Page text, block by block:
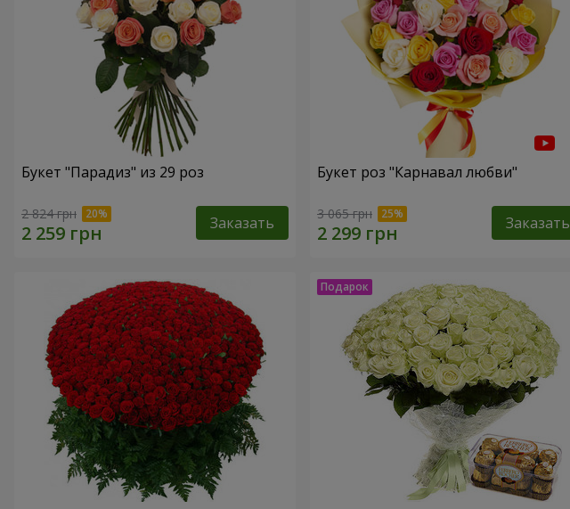
Букет "Парадиз" из 29 роз
2 824 грн Заказать
Букет роз "Карнавал любви"
3 065 грн Заказать